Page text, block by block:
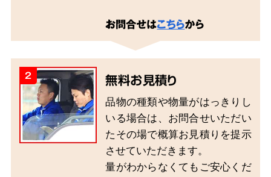
お問合せはこちらから
2 無料お見積り
品物の種類や物量がはっきりし
いる場合は、お問合せいただい
たその場で概算お見積りを提示
させていただきます。
量がわからなくてもご安心くだ